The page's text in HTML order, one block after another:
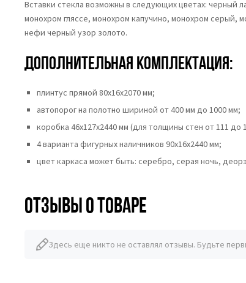
Вставки стекла возможны в следующих цветах: черный
монохром гляссе, монохром капучино, монохром
нефи черный узор золото.
Дополнительная комплектация:
плинтус прямой 80х16х2070 мм;
автопорог на полотно шириной от 400 мм до 1000 мм;
коробка 46x127x2440 мм (для толщины стен от 111 до
4 варианта фигурных наличников 90х16х2440 мм;
цвет каркаса может быть: серебро, серая ночь,
Отзывы о товаре
Здесь еще никто не оставлял отзывы. Будьте